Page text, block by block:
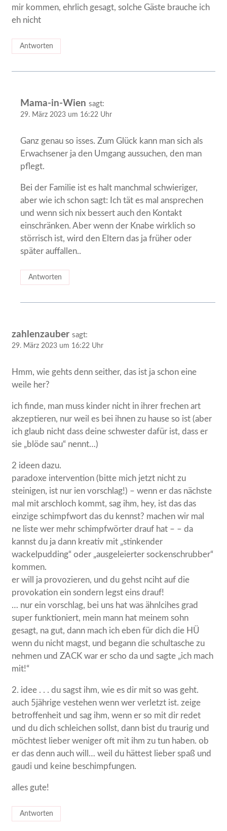
mir kommen, ehrlich gesagt, solche Gäste brauche ich
eh nicht
Antworten
Mama-in-Wien sagt:
29. März 2023 um 16:22 Uhr
Ganz genau so isses. Zum Glück kann man sich als
Erwachsener ja den Umgang aussuchen, den man
pflegt.
Bei der Familie ist es halt manchmal schwieriger,
aber wie ich schon sagt: Ich tät es mal ansprechen
und wenn sich nix bessert auch den Kontakt
einschränken. Aber wenn der Knabe wirklich so
störrisch ist, wird den Eltern das ja früher oder
später auffallen..
Antworten
zahlenzauber sagt:
29. März 2023 um 16:22 Uhr
Hmm, wie gehts denn seither, das ist ja schon eine
weile her?
ich finde, man muss kinder nicht in ihrer frechen art
akzeptieren, nur weil es bei ihnen zu hause so ist (aber
ich glaub nicht dass deine schwester dafür ist, dass er
sie „blöde sau“ nennt…)
2 ideen dazu.
paradoxe intervention (bitte mich jetzt nicht zu
steinigen, ist nur ien vorschlag!) – wenn er das nächste
mal mit arschloch kommt, sag ihm, hey, ist das das
einzige schimpfwort das du kennst? machen wir mal
ne liste wer mehr schimpfwörter drauf hat – – da
kannst du ja dann kreativ mit „stinkender
wackelpudding“ oder „ausgeleierter sockenschrubber“
kommen.
er will ja provozieren, und du gehst nciht auf die
provokation ein sondern legst eins drauf!
… nur ein vorschlag, bei uns hat was ähnlcihes grad
super funktioniert, mein mann hat meinem sohn
gesagt, na gut, dann mach ich eben für dich die HÜ
wenn du nicht magst, und begann die schultasche zu
nehmen und ZACK war er scho da und sagte „ich mach
mit!“
2. idee . . . du sagst ihm, wie es dir mit so was geht.
auch 5jährige vestehen wenn wer verletzt ist. zeige
betroffenheit und sag ihm, wenn er so mit dir redet
und du dich schleichen sollst, dann bist du traurig und
möchtest lieber weniger oft mit ihm zu tun haben. ob
er das denn auch will… weil du hättest lieber spaß und
gaudi und keine beschimpfungen.
alles gute!
Antworten